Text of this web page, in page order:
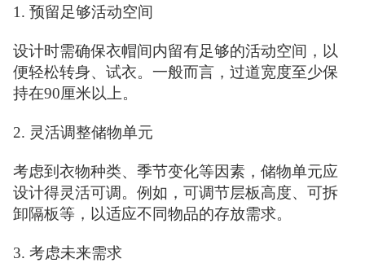
1. 预留足够活动空间
设计时需确保衣帽间内留有足够的活动空间，以
便轻松转身、试衣。一般而言，过道宽度至少保
持在90厘米以上。
2. 灵活调整储物单元
考虑到衣物种类、季节变化等因素，储物单元应
设计得灵活可调。例如，可调节层板高度、可拆
卸隔板等，以适应不同物品的存放需求。
3. 考虑未来需求